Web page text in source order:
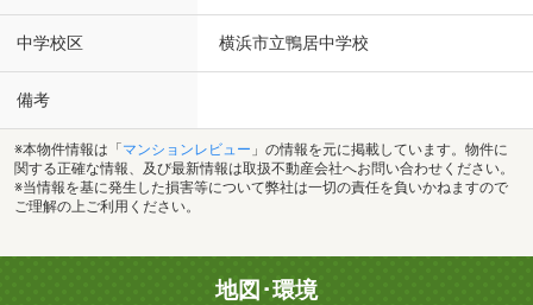
中学校区 横浜市立鴨居中学校
備考
※本物件情報は「 マンションレビュー 」の情報を元に掲載しています。物件に
関する正確な情報、及び最新情報は取扱不動産会社へお問い合わせください。
※当情報を基に発生した損害等について弊社は一切の責任を負いかねますので
ご理解の上ご利用ください。
地図･環境